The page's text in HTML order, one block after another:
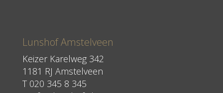
Lunshof Amstelveen
Keizer Karelweg 342
1181 RJ Amstelveen
T 020 345 8 345